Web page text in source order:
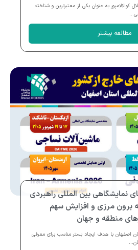
کوالالامپور به عنوان یکی از معتبرترین و شناخته
مطالعه بیشتر
نمایشگاهی بین المللی راهبردی
برون مرزی و افزایش سهم
منطقه و جهان
اصفهان با هدف ایجاد بستر مناسب برای معرفی